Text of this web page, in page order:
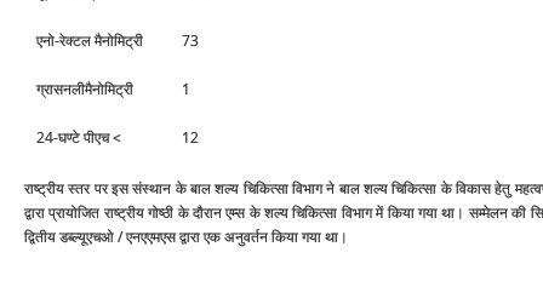
एनो-रेक्‍टल मैनोमिट्री 73
ग्रासनलीमैनोमिट्री 1
24-घण्‍टे पीएच < 12
राष्‍ट्रीय स्‍तर पर इस संस्‍थान के बाल शल्‍य चिकित्‍सा विभाग ने बाल शल्‍य चिकित्‍सा के विकास हेतु
द्वारा प्रायोजित राष्‍ट्रीय गोष्‍ठी के दौरान एम्‍स के शल्‍य चिकित्‍सा विभाग में किया गया था।
द्वितीय डब्‍ल्‍यूएचओ / एनएएमएस द्वारा एक अनुवर्तन किया गया था।